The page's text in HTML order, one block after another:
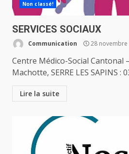
Non classé!
SERVICES SOCIAUX
Communication 28 novembre
Centre Médico-Social Cantonal
Machotte, SERRE LES SAPINS :
Lire la suite